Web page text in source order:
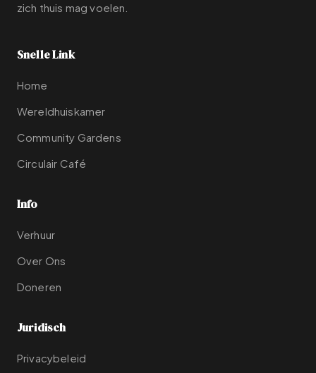
zich thuis mag voelen.
Snelle Link
Home
Wereldhuiskamer
Community Gardens
Circulair Café
Info
Verhuur
Over Ons
Doneren
Juridisch
Privacybeleid